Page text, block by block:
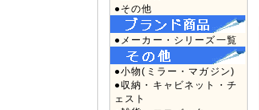
●その他
●メーカー・シリーズ一覧
●小物(ミラー・マガジン)
●収納・キャビネット・チ
ェスト